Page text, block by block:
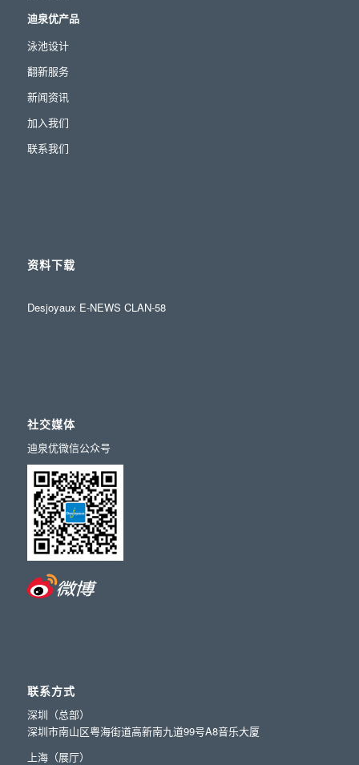
迪泉优产品
泳池设计
翻新服务
新闻资讯
加入我们
联系我们
资料下载
Desjoyaux E-NEWS CLAN-58
社交媒体
迪泉优微信公众号
联系方式
深圳（总部）
深圳市南山区粤海街道高新南九道99号A8音乐大厦
上海（展厅）